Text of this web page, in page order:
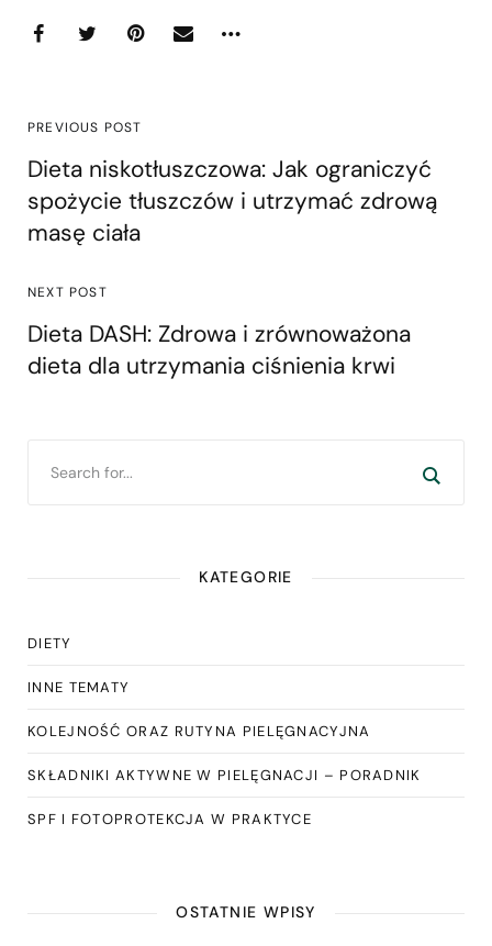
PREVIOUS POST
Dieta niskotłuszczowa: Jak ograniczyć
spożycie tłuszczów i utrzymać zdrową
masę ciała
NEXT POST
Dieta DASH: Zdrowa i zrównoważona
dieta dla utrzymania ciśnienia krwi
KATEGORIE
DIETY
INNE TEMATY
KOLEJNOŚĆ ORAZ RUTYNA PIELĘGNACYJNA
SKŁADNIKI AKTYWNE W PIELĘGNACJI – PORADNIK
SPF I FOTOPROTEKCJA W PRAKTYCE
OSTATNIE WPISY